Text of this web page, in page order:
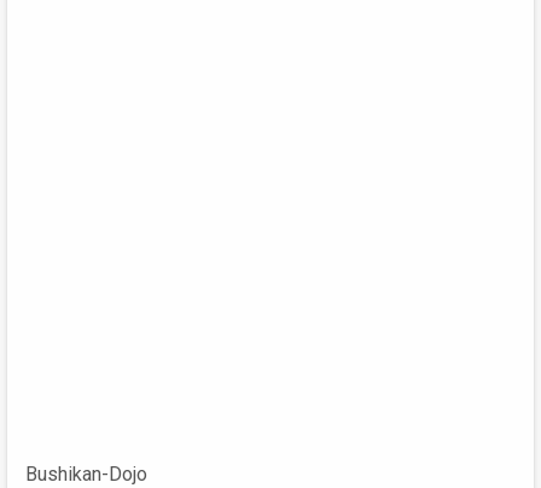
Bushikan-Dojo